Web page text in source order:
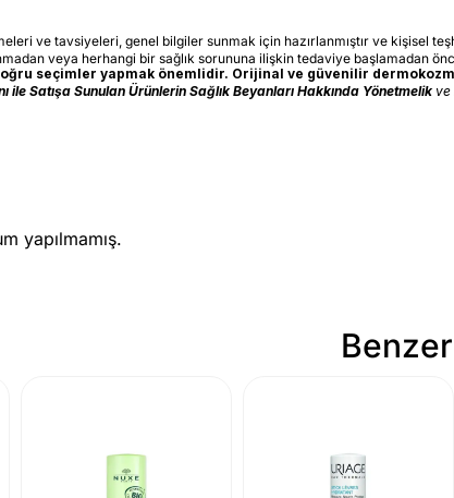
ve tavsiyeleri, genel bilgiler sunmak için hazırlanmıştır ve kişisel
veya herhangi bir sağlık sorununa ilişkin tedaviye başlamadan
doğru seçimler yapmak önemlidir. Orijinal ve güvenilir
ile Satışa Sunulan Ürünlerin Sağlık Beyanları Hakkında Yönetmelik ve
yapılmamış.